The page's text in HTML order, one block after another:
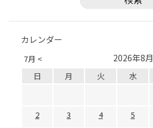
カレンダー
7月 < 2026年8月
日 月 火 水
2
3 4 5